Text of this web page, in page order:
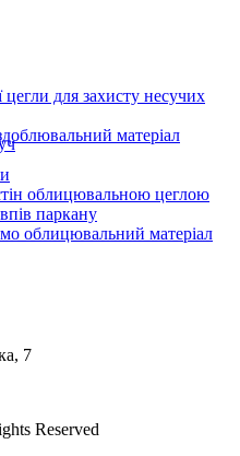
для захисту несучих
матеріал
облицювальною цеглою
паркану
облицювальний матеріал
7
Reserved